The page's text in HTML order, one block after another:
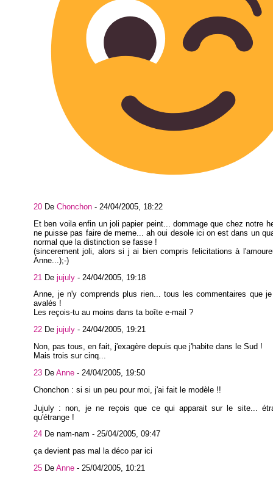
20 De Chonchon - 24/04/2005, 18:22
Et ben voila enfin un joli papier peint... dommage que chez notre
ne puisse pas faire de meme... ah oui desole ici on est dans un
normal que la distinction se fasse !
(sincerement joli, alors si j ai bien compris felicitations à
Anne...);-)
21 De jujuly - 24/04/2005, 19:18
Anne, je n'y comprends plus rien... tous les commentaires que
avalés !
Les reçois-tu au moins dans ta boîte e-mail ?
22 De jujuly - 24/04/2005, 19:21
Non, pas tous, en fait, j'exagère depuis que j'habite dans le Sud !
Mais trois sur cinq...
23 De Anne - 24/04/2005, 19:50
Chonchon : si si un peu pour moi, j'ai fait le modèle !!
Jujuly : non, je ne reçois que ce qui apparait sur le site...
qu'étrange !
24 De nam-nam - 25/04/2005, 09:47
ça devient pas mal la déco par ici
25 De Anne - 25/04/2005, 10:21